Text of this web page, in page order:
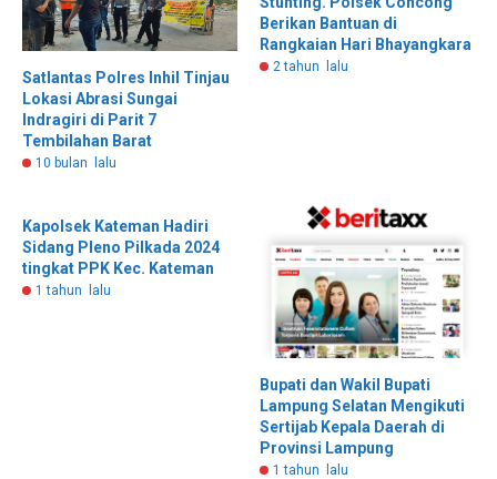
Satlantas Polres Inhil Tinjau
Lokasi Abrasi Sungai
Indragiri di Parit 7
Tembilahan Barat
10 bulan lalu
Berikan Bantuan di
Rangkaian Hari Bhayangkara
2 tahun lalu
Kapolsek Kateman Hadiri
Sidang Pleno Pilkada 2024
tingkat PPK Kec. Kateman
1 tahun lalu
Bupati dan Wakil Bupati
Lampung Selatan Mengikuti
Sertijab Kepala Daerah di
Provinsi Lampung
1 tahun lalu